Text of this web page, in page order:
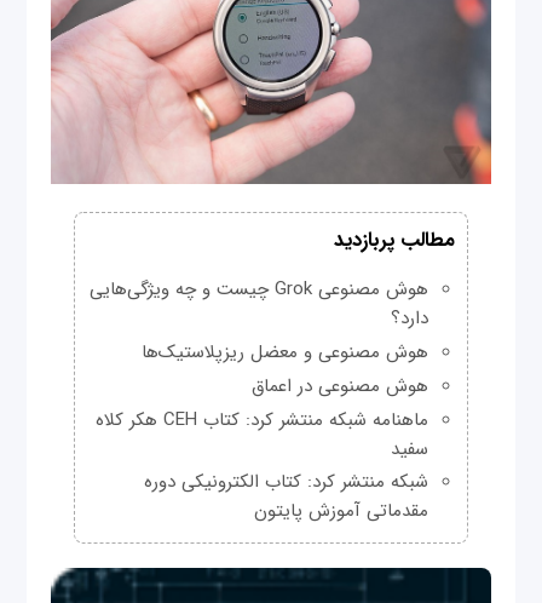
مطالب پربازدید
هوش مصنوعی Grok چیست و چه ویژگی‌هایی
دارد؟
هوش مصنوعی و معضل ریزپلاستیک‌ها
هوش مصنوعی در اعماق
ماهنامه شبکه منتشر کرد: کتاب CEH هکر کلاه
سفید
شبکه منتشر کرد: کتاب الکترونیکی دوره
مقدماتی آموزش پایتون